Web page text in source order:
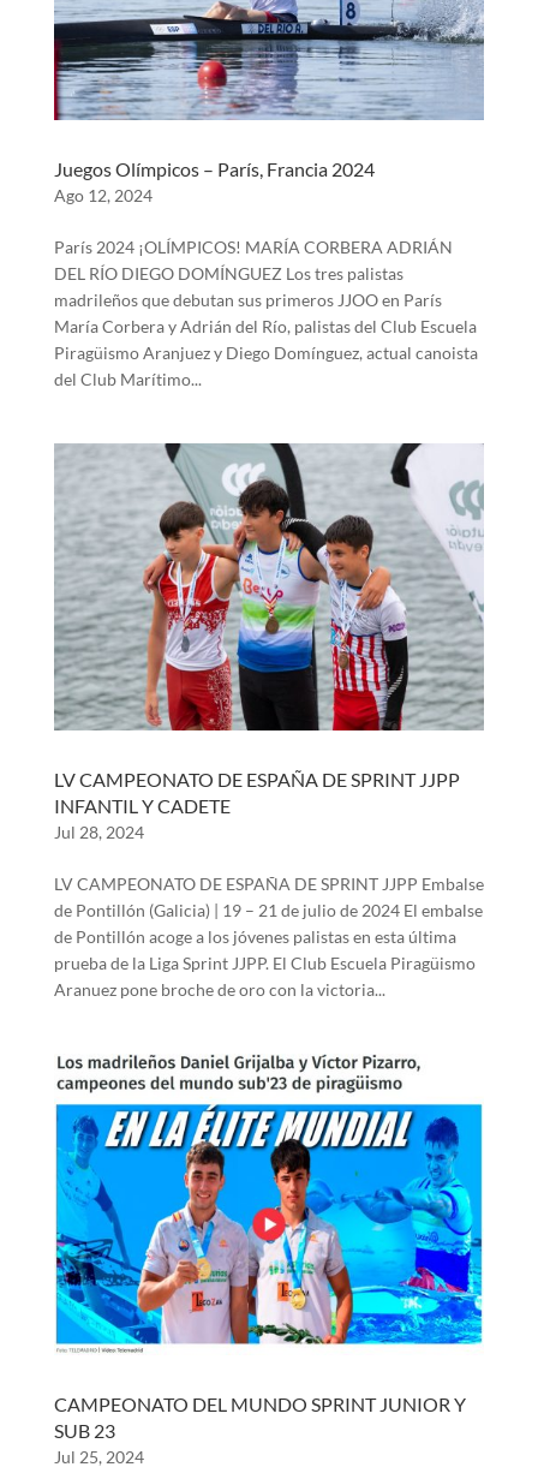
Juegos Olímpicos – París, Francia 2024
Ago 12, 2024
París 2024 ¡OLÍMPICOS! MARÍA CORBERA ADRIÁN
DEL RÍO DIEGO DOMÍNGUEZ Los tres palistas
madrileños que debutan sus primeros JJOO en París
María Corbera y Adrián del Río, palistas del Club Escuela
Piragüismo Aranjuez y Diego Domínguez, actual canoista
del Club Marítimo...
LV CAMPEONATO DE ESPAÑA DE SPRINT JJPP
INFANTIL Y CADETE
Jul 28, 2024
LV CAMPEONATO DE ESPAÑA DE SPRINT JJPP Embalse
de Pontillón (Galicia) | 19 – 21 de julio de 2024 El embalse
de Pontillón acoge a los jóvenes palistas en esta última
prueba de la Liga Sprint JJPP. El Club Escuela Piragüismo
Aranuez pone broche de oro con la victoria...
CAMPEONATO DEL MUNDO SPRINT JUNIOR Y
SUB 23
Jul 25, 2024